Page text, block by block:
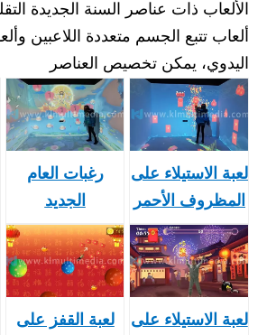
الألعاب ذات عناصر السنة الجديدة
ألعاب تتبع الجسم متعددة اللاعبين
اليدوي، يمكن تخصيص العناصر
لعبة الاستيلاء على
المظروف الأحمر
رغبات العام
الجديد
لعبة الاستيلاء على لعبة القفز على